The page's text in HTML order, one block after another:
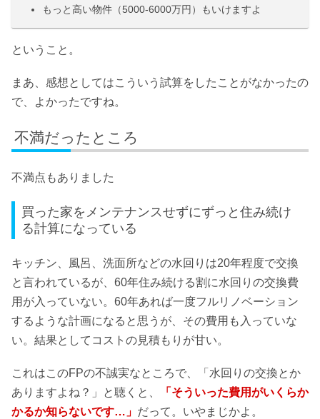
もっと高い物件（5000-6000万円）もいけますよ
ということ。
まあ、感想としてはこういう試算をしたことがなかったの
で、よかったですね。
不満だったところ
不満点もありました
買った家をメンテナンスせずにずっと住み続け
る計算になっている
キッチン、風呂、洗面所などの水回りは20年程度で交換
と言われているが、60年住み続ける割に水回りの交換費
用が入っていない。60年あれば一度フルリノベーション
するような計画になると思うが、その費用も入っていな
い。結果としてコストの見積もりが甘い。
これはこのFPの不誠実なところで、「水回りの交換とか
ありますよね？」と聴くと、
「そういった費用がいくらか
かるか知らないです…」 だって。いやまじかよ。